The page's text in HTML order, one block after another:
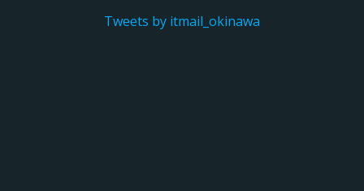
Tweets by itmail_okinawa